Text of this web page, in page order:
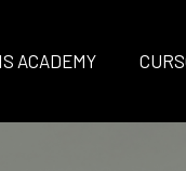
ACADEMY